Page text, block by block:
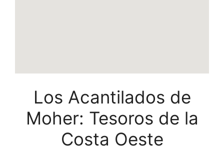
Los Acantilados de
Moher: Tesoros de la
Costa Oeste